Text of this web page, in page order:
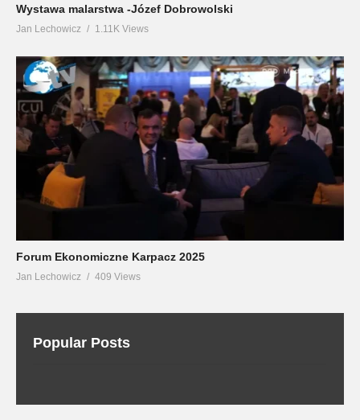
Wystawa malarstwa -Józef Dobrowolski
Jan Lechowicz 1.11K Views
Forum Ekonomiczne Karpacz 2025
Jan Lechowicz 409 Views
Popular Posts